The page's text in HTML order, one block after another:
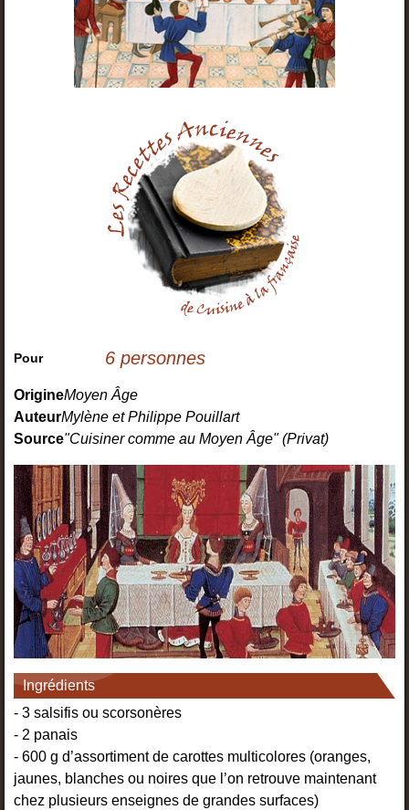
Pour 6 personnes
OrigineMoyen Âge
AuteurMylène et Philippe Pouillart
Source"Cuisiner comme au Moyen Âge" (Privat)
Ingrédients
- 3 salsifis ou scorsonères
- 2 panais
- 600 g d’assortiment de carottes multicolores (oranges,
jaunes, blanches ou noires que l’on retrouve maintenant
chez plusieurs enseignes de grandes surfaces)